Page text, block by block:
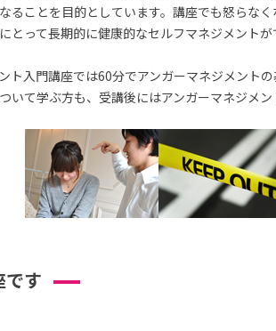
ることを目的としています。講座でも怒らな
とって長期的に健康的なセルフマネジメントが
ト入門講座では60分でアンガーマネジメント
いて学ぶ方も、受講後にはアンガーマネジメ
です